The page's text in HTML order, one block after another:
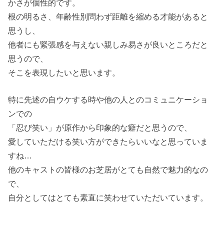
かさが個性的です。
根の明るさ、年齢性別問わず距離を縮める才能があると
思うし、
他者にも緊張感を与えない親しみ易さが良いところだと
思うので、
そこを表現したいと思います。
特に先述の自ウケする時や他の人とのコミュニケーショ
ンでの
「忍び笑い」が原作から印象的な癖だと思うので、
愛していただける笑い方ができたらいいなと思っていま
すね…
他のキャストの皆様のお芝居がとても自然で魅力的なの
で、
自分としてはとても素直に笑わせていただいています。